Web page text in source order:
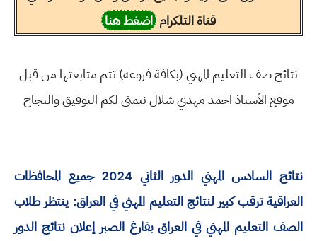
قناة التلكرام اضغط هنا
نتائج صف التعليم المهني (بكافة فروعه) تتم متابعتها من قبل
موقع الأستاذ احمد مهدي شلال نتمنى لكم التوفيق والنجاح
نتائج السادس المهني الدور الثاني 2024 جميع المحافظات
العراقية ترقب كبير لنتائج التعليم المهني في العراق: ينتظر طلاب
الصف التعليم المهني في العراق بفارغ الصبر إعلان نتائج الدور